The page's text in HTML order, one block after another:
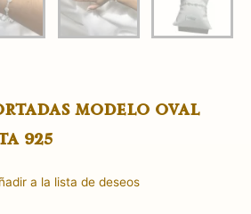
modelo oval
925
a la lista de deseos